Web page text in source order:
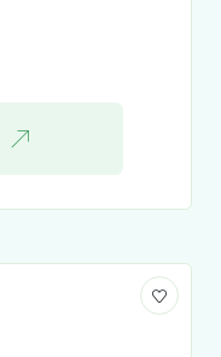
highly engaged
to be part